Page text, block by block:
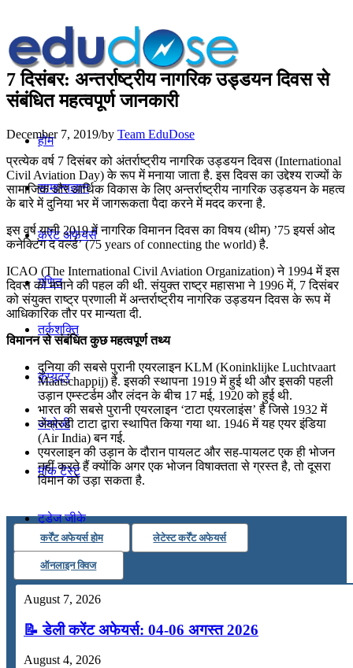
होम
सामान्यज्ञान
करेंट अफेयर्स
गणित
तर्कशक्ति
कंप्यूटर
अंग्रेजी
मॉक टेस्ट
टुडेज जीके
Menu Menu
7 दिसंबर: अन्तर्राष्ट्रीय नागरिक उड्डयन दिवस से
संबंधित महत्वपूर्ण जानकारी
December 7, 2019/by Team EduDose
प्रत्येक वर्ष 7 दिसंबर को अंतर्राष्ट्रीय नागरिक उड्डयन दिवस (International
Civil Aviation Day) के रूप में मनाया जाता है. इस दिवस का उद्देश्य राज्यों के
सामाजिक और आर्थिक विकास के लिए अन्तर्राष्ट्रीय नागरिक उड्डयन के महत्व
के बारे में दुनिया भर में जागरूकता पैदा करने में मदद करना है.
इस वर्ष यानी 2019 में नागरिक विमानन दिवस का विषय (थीम) ’75 इयर्स ओद
कनेक्टिंग द वर्ल्ड’ (75 years of connecting the world) है.
ICAO (The International Civil Aviation Organization) ने 1994 में इस
दिवस को मनाने की पहल की थी. संयुक्त राष्ट्र महासभा ने 1996 में, 7 दिसंबर
को संयुक्त राष्ट्र प्रणाली में अन्तर्राष्ट्रीय नागरिक उड्डयन दिवस के रूप में
आधिकारिक तौर पर मान्यता दी.
विमानन से संबंधित कुछ महत्वपूर्ण तथ्य
दुनिया की सबसे पुरानी एयरलाइन KLM (Koninklijke Luchtvaart
Maatschappij) है. इसकी स्थापना 1919 में हुई थी और इसकी पहली
उड़ान एम्स्टर्डम और लंदन के बीच 17 मई, 1920 को हुई थी.
भारत की सबसे पुरानी एयरलाइन ‘टाटा एयरलाइंस’ है जिसे 1932 में
जेआरडी टाटा द्वारा स्थापित किया गया था. 1946 में यह एयर इंडिया
(Air India) बन गई.
एयरलाइन की उड़ान के दौरान पायलट और सह-पायलट एक ही भोजन
नहीं करते हैं क्योंकि अगर एक भोजन विषाक्तता से ग्रस्त है, तो दूसरा
विमान को उड़ा सकता है.
कर्रेंट अफेयर्स होम लेटेस्ट कर्रेंट अफेयर्स
ऑनलाइन क्विज
August 7, 2026
📝 डेली करेंट अफेयर्स: 04-06 अगस्त 2026
August 4, 2026